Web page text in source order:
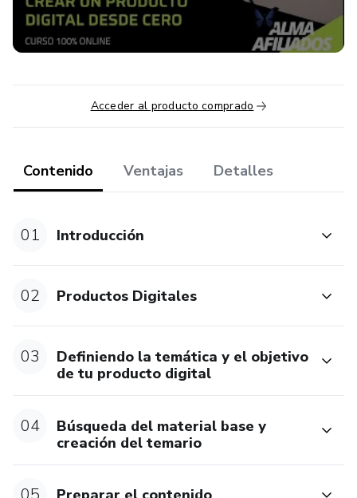
Acceder al producto comprado
Contenido Ventajas Detalles
01 Introducción
02 Productos Digitales
03
Definiendo la temática y el objetivo
de tu producto digital
04
Búsqueda del material base y
creación del temario